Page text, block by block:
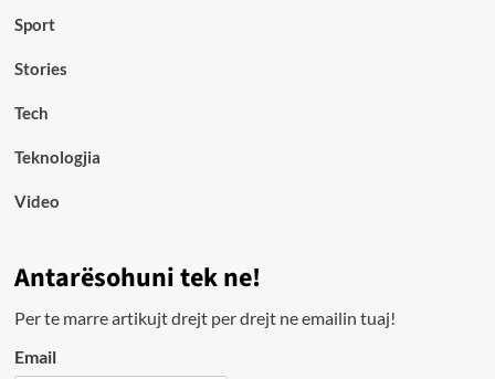
Sport
Stories
Tech
Teknologjia
Video
Antarësohuni tek ne!
Per te marre artikujt drejt per drejt ne emailin tuaj!
Email